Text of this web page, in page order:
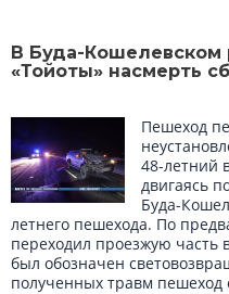
В Буда-Кошелевском
«Тойоты» насмерть
Пешеход
48-летний
двигаясь
Буда-
летнего пешехода. По
переходил проезжую часть
был обозначен
полученных травм пешеход